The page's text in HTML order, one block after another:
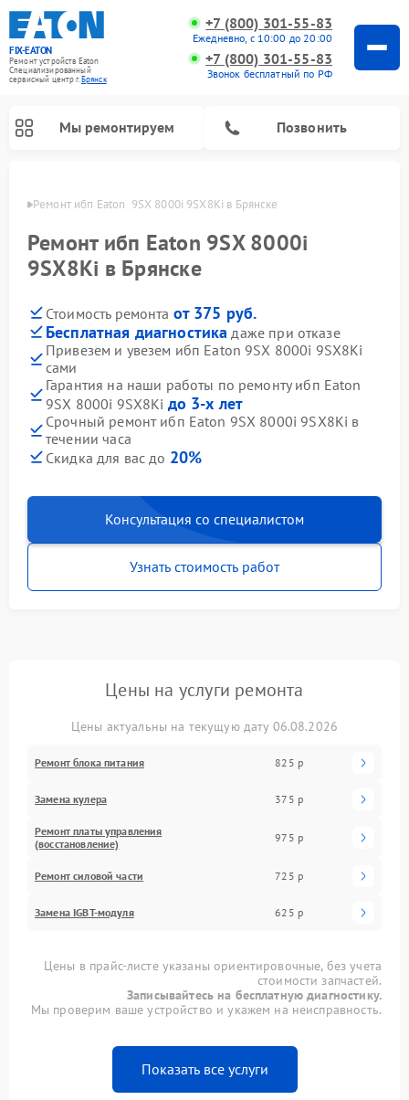
FIX-EATON
Ремонт устройств Eaton
Специализированный
cервисный центр г.Брянск
+7 (800) 301-55-83
Ежедневно, с 10:00 до 20:00
+7 (800) 301-55-83
Звонок бесплатный по РФ
Мы ремонтируем Позвонить
Ремонт ибп Eaton  9SX 8000i 9SX8Ki в Брянске
Ремонт ибп Eaton 9SX 8000i
9SX8Ki в Брянске
Стоимость ремонта от 375 руб.
Бесплатная диагностика даже при отказе
Привезем и увезем ибп Eaton 9SX 8000i 9SX8Ki
сами
Гарантия на наши работы по ремонту ибп Eaton
9SX 8000i 9SX8Ki до 3-х лет
Срочный ремонт ибп Eaton 9SX 8000i 9SX8Ki в
течении часа
Скидка для вас до 20%
Консультация со специалистом
Узнать стоимость работ
Цены на услуги ремонта
Цены актуальны на текущую дату 06.08.2026
Ремонт блока питания 825 р
Замена кулера 375 р
Ремонт платы управления
(восстановление)
975 р
Ремонт силовой части 725 р
Замена IGBT-модуля 625 р
Цены в прайс-листе указаны ориентировочные, без учета
стоимости запчастей.
Записывайтесь на бесплатную диагностику.
Мы проверим ваше устройство и укажем на неисправность.
Показать все услуги